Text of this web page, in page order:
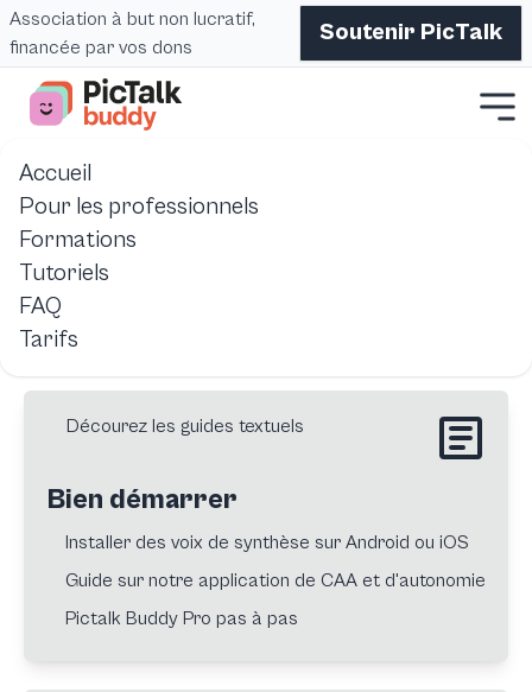
Association à but non lucratif,
financée par vos dons
Soutenir PicTalk
Accueil
Pour les professionnels
Formations
Tutoriels
FAQ
Tarifs
Accueil
Guides, ressources et références pour vous aider à
utiliser Pictalk Buddy.
Décourez les guides textuels
Bien démarrer
Installer des voix de synthèse sur Android ou iOS
Guide sur notre application de CAA et d'autonomie
Pictalk Buddy Pro pas à pas